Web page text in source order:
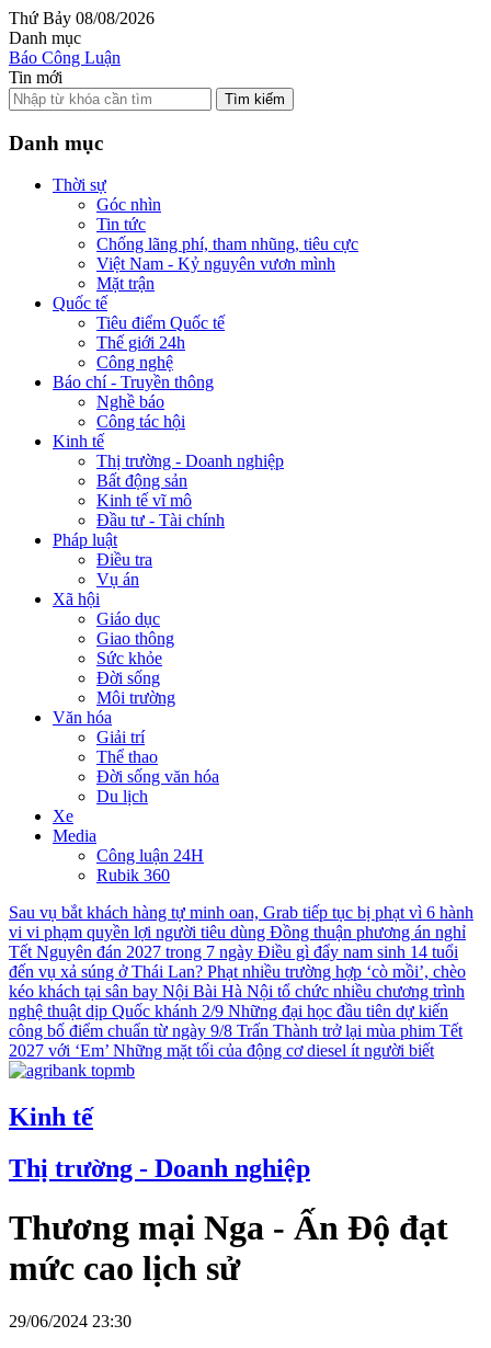
Thứ Bảy 08/08/2026
Danh mục
Báo Công Luận
Tin mới
Tìm kiếm
Danh mục
Thời sự
Góc nhìn
Tin tức
Chống lãng phí, tham nhũng, tiêu cực
Việt Nam - Kỷ nguyên vươn mình
Mặt trận
Quốc tế
Tiêu điểm Quốc tế
Thế giới 24h
Công nghệ
Báo chí - Truyền thông
Nghề báo
Công tác hội
Kinh tế
Thị trường - Doanh nghiệp
Bất động sản
Kinh tế vĩ mô
Đầu tư - Tài chính
Pháp luật
Điều tra
Vụ án
Xã hội
Giáo dục
Giao thông
Sức khỏe
Đời sống
Môi trường
Văn hóa
Giải trí
Thể thao
Đời sống văn hóa
Du lịch
Xe
Media
Công luận 24H
Rubik 360
Sau vụ bắt khách hàng tự minh oan, Grab tiếp tục bị phạt vì 6 hành
vi vi phạm quyền lợi người tiêu dùng Đồng thuận phương án nghỉ
Tết Nguyên đán 2027 trong 7 ngày Điều gì đẩy nam sinh 14 tuổi
đến vụ xả súng ở Thái Lan? Phạt nhiều trường hợp ‘cò mồi’, chèo
kéo khách tại sân bay Nội Bài Hà Nội tổ chức nhiều chương trình
nghệ thuật dịp Quốc khánh 2/9 Những đại học đầu tiên dự kiến
công bố điểm chuẩn từ ngày 9/8 Trấn Thành trở lại mùa phim Tết
2027 với ‘Em’ Những mặt tối của động cơ diesel ít người biết
Kinh tế
Thị trường - Doanh nghiệp
Thương mại Nga - Ấn Độ đạt
mức cao lịch sử
29/06/2024 23:30